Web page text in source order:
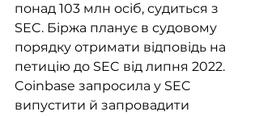
понад 103 млн осіб, судиться з
SEC. Біржа планує в судовому
порядку отримати відповідь на
петицію до SEC від липня 2022.
Coinbase запросила у SEC
випустити й запровадити